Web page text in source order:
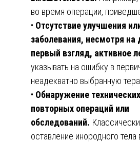
во время операции,
• Отсутствие улучшения
заболевания, несмотря на
первый взгляд, активное
указывать на ошибку в
неадекватно выбранную
• Обнаружение
повторных операций или
обследований.
оставление инородного тела